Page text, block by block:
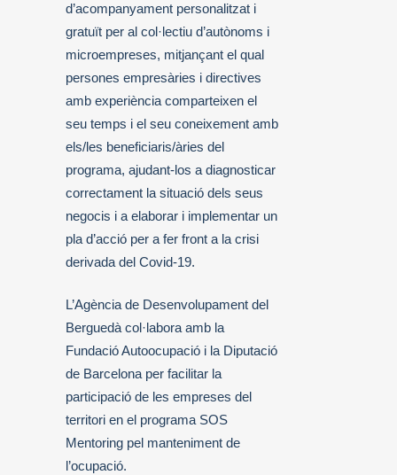
d’acompanyament personalitzat i
gratuït per al col·lectiu d’autònoms i
microempreses, mitjançant el qual
persones empresàries i directives
amb experiència comparteixen el
seu temps i el seu coneixement amb
els/les beneficiaris/àries del
programa, ajudant-los a diagnosticar
correctament la situació dels seus
negocis i a elaborar i implementar un
pla d’acció per a fer front a la crisi
derivada del Covid-19.
L’Agència de Desenvolupament del
Berguedà col·labora amb la
Fundació Autoocupació i la Diputació
de Barcelona per facilitar la
participació de les empreses del
territori en el programa SOS
Mentoring pel manteniment de
l’ocupació.